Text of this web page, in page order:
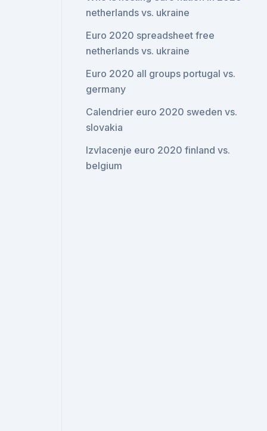
netherlands vs. ukraine
Euro 2020 spreadsheet free
netherlands vs. ukraine
Euro 2020 all groups portugal vs.
germany
Calendrier euro 2020 sweden vs.
slovakia
Izvlacenje euro 2020 finland vs.
belgium